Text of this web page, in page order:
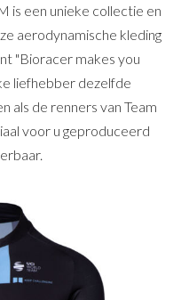
is een unieke collectie en
aerodynamische kleding
"Bioracer makes you
liefhebber dezelfde
als de renners van Team
voor u geproduceerd